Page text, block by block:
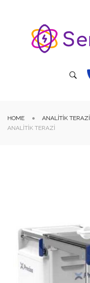
HOME ANALITIK TERAZI
ANALITIK TERAZI